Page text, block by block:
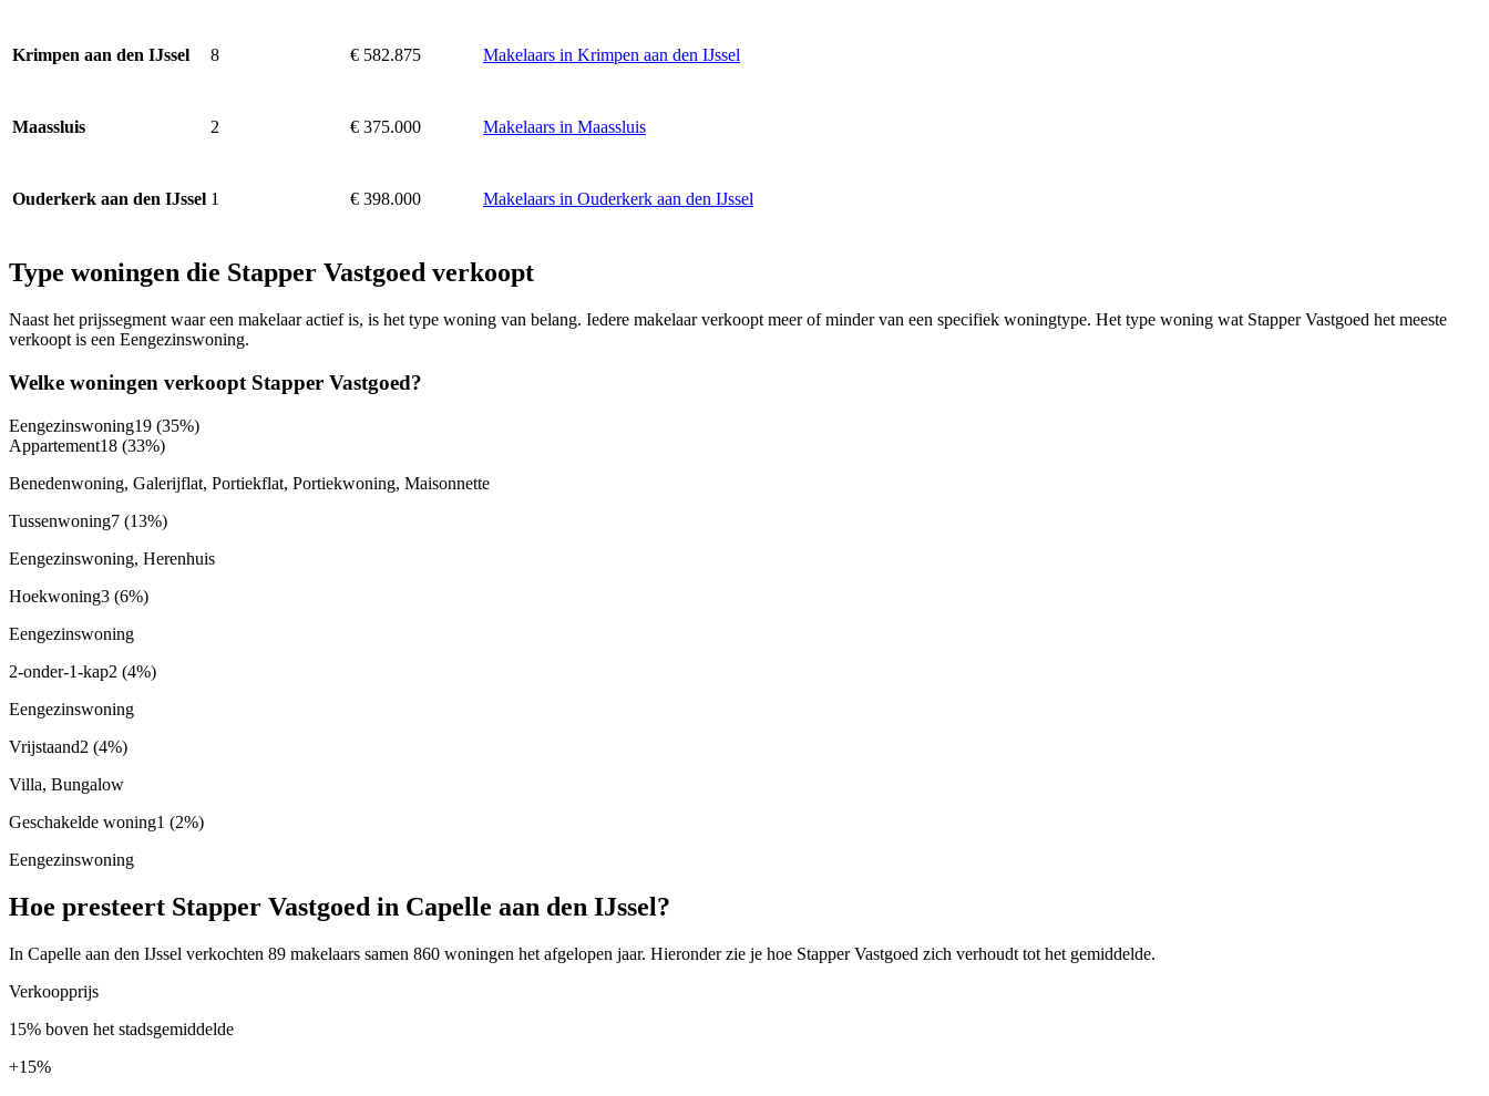
Krimpen aan den IJssel 8 € 582.875 Makelaars in Krimpen aan den IJssel
Maassluis 2 € 375.000 Makelaars in Maassluis
Ouderkerk aan den IJssel 1 € 398.000 Makelaars in Ouderkerk aan den IJssel
Type woningen die Stapper Vastgoed verkoopt
Naast het prijssegment waar een makelaar actief is, is het type woning van belang. Iedere makelaar verkoopt meer of minder van een specifiek woningtype. Het type woning wat Stapper Vastgoed het meeste
verkoopt is een Eengezinswoning.
Welke woningen verkoopt Stapper Vastgoed?
Eengezinswoning19 (35%)
Appartement18 (33%)
Benedenwoning, Galerijflat, Portiekflat, Portiekwoning, Maisonnette
Tussenwoning7 (13%)
Eengezinswoning, Herenhuis
Hoekwoning3 (6%)
Eengezinswoning
2-onder-1-kap2 (4%)
Eengezinswoning
Vrijstaand2 (4%)
Villa, Bungalow
Geschakelde woning1 (2%)
Eengezinswoning
Hoe presteert Stapper Vastgoed in Capelle aan den IJssel?
In Capelle aan den IJssel verkochten 89 makelaars samen 860 woningen het afgelopen jaar. Hieronder zie je hoe Stapper Vastgoed zich verhoudt tot het gemiddelde.
Verkoopprijs
15% boven het stadsgemiddelde
+15%